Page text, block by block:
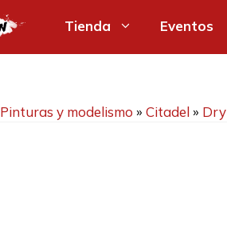
Tienda Eventos
Pinturas y modelismo » Citadel» Dry